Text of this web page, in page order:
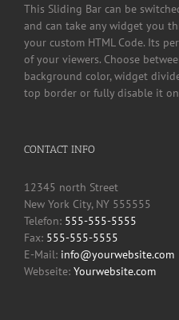
This Sliding Bar can be
and can take any widget you
your custom HTML Code. Its
of your viewers. Choose
background color, widget
top border or fully disable it
CONTACT INFO
12345 north Street
New York City, NY 555555
Telefon: 555-555-5555
Fax: 555-555-5555
E-Mail: info@yourwebsite.com
Webseite: Yourwebsite.com